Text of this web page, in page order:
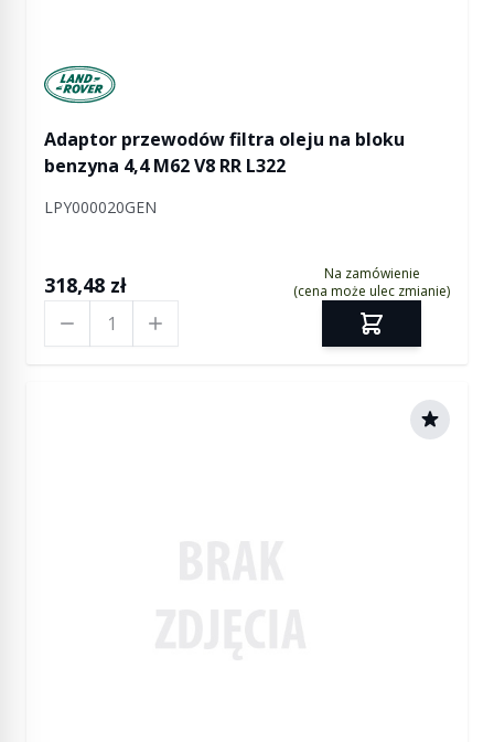
Manufactured by Land rover
Adaptor przewodów filtra oleju na bloku
benzyna 4,4 M62 V8 RR L322
LPY000020GEN
318,48 zł
Na zamówienie
(cena może ulec zmianie)